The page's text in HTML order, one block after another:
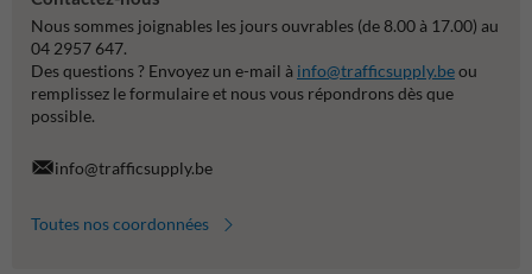
Nous sommes joignables les jours ouvrables (de 8.00 à 17.00) au
04 2957 647.
Des questions ? Envoyez un e-mail à info@trafficsupply.beou
remplissez le formulaire et nous vous répondrons dès que
possible.
info@trafficsupply.be
Toutes nos coordonnées